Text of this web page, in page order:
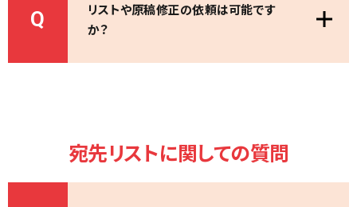
Q
リストや原稿修正の依頼は可能です
か？
宛先リストに関しての質問